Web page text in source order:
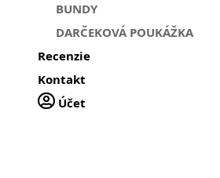
BUNDY
DARČEKOVÁ POUKÁŽKA
Recenzie
Kontakt
Účet